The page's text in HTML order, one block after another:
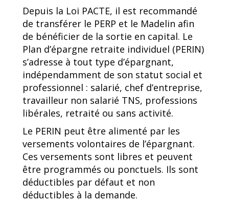
Depuis la Loi PACTE, il est recommandé
de transférer le PERP et le Madelin afin
de bénéficier de la sortie en capital. Le
Plan d’épargne retraite individuel (PERIN)
s’adresse à tout type d’épargnant,
indépendamment de son statut social et
professionnel : salarié, chef d’entreprise,
travailleur non salarié TNS, professions
libérales, retraité ou sans activité.
Le PERIN peut être alimenté par les
versements volontaires de l’épargnant.
Ces versements sont libres et peuvent
être programmés ou ponctuels. Ils sont
déductibles par défaut et non
déductibles à la demande.